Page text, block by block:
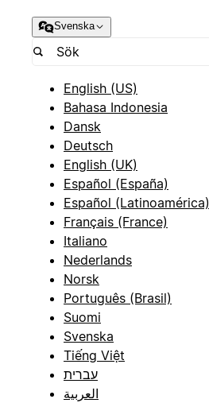
Svenska
English (US)
Bahasa Indonesia
Dansk
Deutsch
English (UK)
Español (España)
Español (Latinoamérica)
Français (France)
Italiano
Nederlands
Norsk
Português (Brasil)
Suomi
Svenska
Tiếng Việt
עברית
العربية